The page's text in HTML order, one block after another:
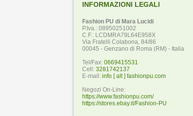
INFORMAZIONI LEGALI
Fashion PU di Mara Lucidi
P.Iva.: 08950251002
C.F.: LCDMRA79L64E958X
Via Fratelli Colabona, 84/86
00045 - Genzano di Roma (RM) - Italia
Tel/Fax: 0669415531
Cell: 3281742137
E-mail: info [ alt ] fashionpu.com
Negozi On-Line:
https://www.fashionpu.com/
https://stores.ebay.it/Fashion-PU